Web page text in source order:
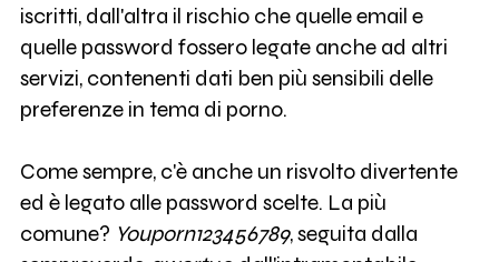
iscritti, dall'altra il rischio che quelle email e
quelle password fossero legate anche ad altri
servizi, contenenti dati ben più sensibili delle
preferenze in tema di porno.
Come sempre, c'è anche un risvolto divertente
ed è legato alle password scelte. La più
comune? Youporn123456789, seguita dalla